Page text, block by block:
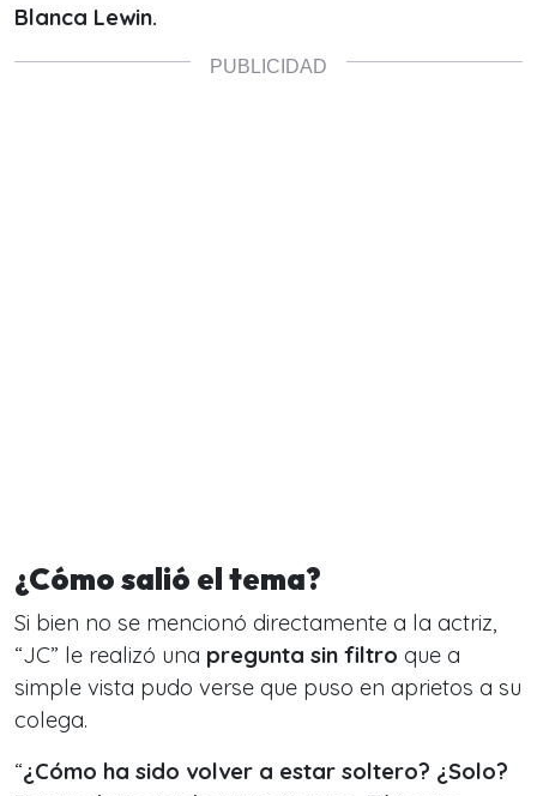
Blanca Lewin.
¿Cómo salió el tema?
Si bien no se mencionó directamente a la actriz,
“JC” le realizó una pregunta sin filtro que a
simple vista pudo verse que puso en aprietos a su
colega.
“¿Cómo ha sido volver a estar soltero? ¿Solo?